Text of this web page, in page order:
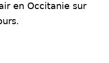
en Occitanie sur